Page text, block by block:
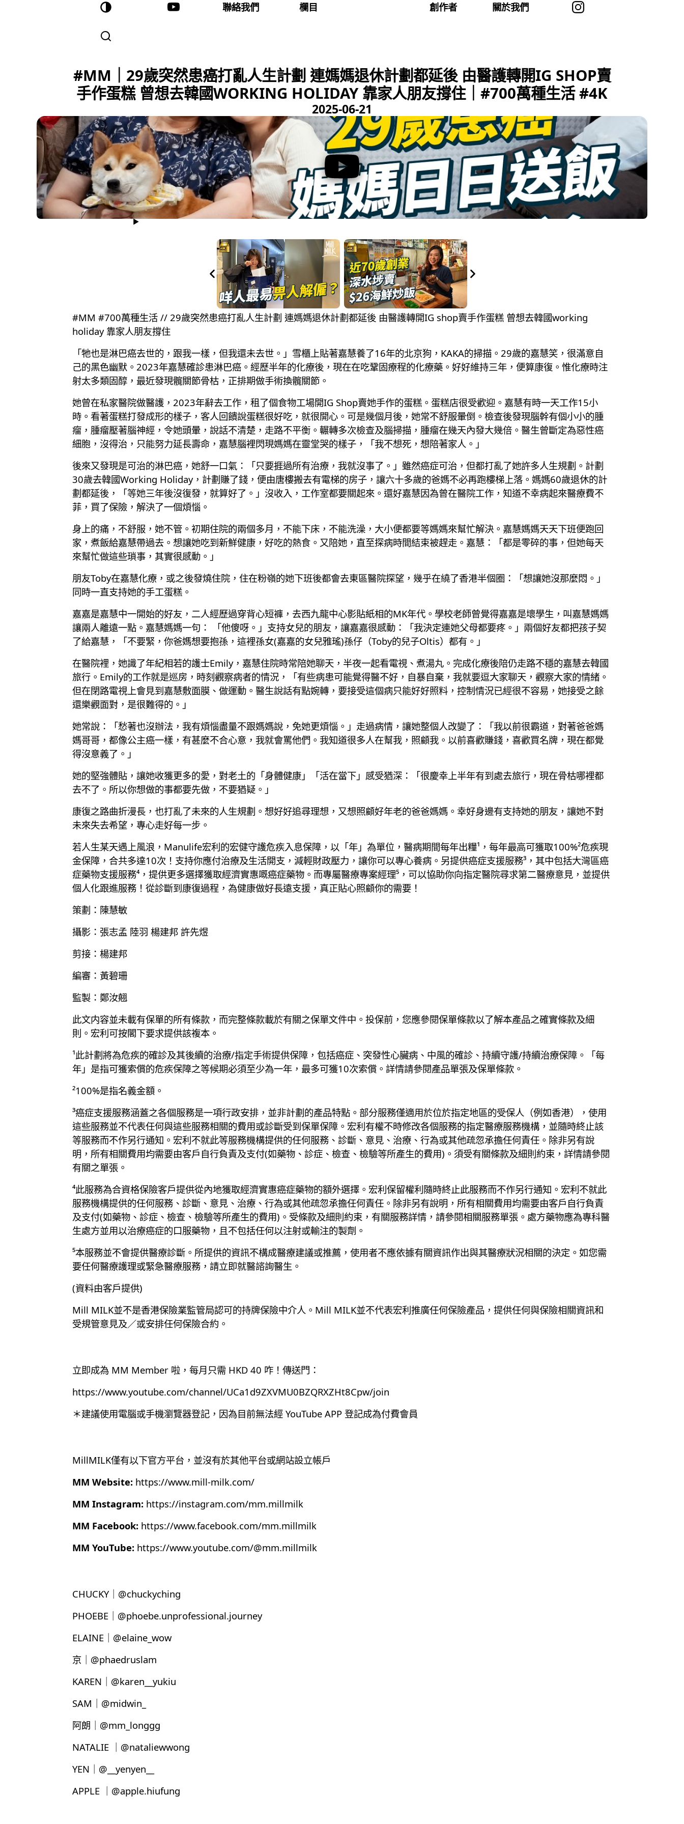
聯絡我們 欄目 創作者 關於我們
#MM｜29歲突然患癌打亂人生計劃 連媽媽退休計劃都延後 由醫護轉開IG SHOP賣
手作蛋糕 曾想去韓國WORKING HOLIDAY 靠家人朋友撐住｜#700萬種生活 #4K
2025-06-21
#MM #700萬種生活 // 29歲突然患癌打亂人生計劃 連媽媽退休計劃都延後 由醫護轉開IG shop賣手作蛋糕 曾想去韓國working
holiday 靠家人朋友撐住
「牠也是淋巴癌去世的，跟我一樣，但我還未去世。」雪櫃上貼著嘉慧養了16年的北京狗，KAKA的掃描。29歲的嘉慧笑，很滿意自
己的黑色幽默。2023年嘉慧確診患淋巴癌。經歷半年的化療後，現在在吃鞏固療程的化療藥。好好維持三年，便算康復。惟化療時注
射太多類固醇，最近發現髖關節骨枯，正排期做手術換髖關節。
她曾在私家醫院做醫護，2023年辭去工作，租了個食物工場開IG Shop賣她手作的蛋糕。蛋糕店很受歡迎。嘉慧有時一天工作15小
時。看著蛋糕打發成形的樣子，客人回饋說蛋糕很好吃，就很開心。可是幾個月後，她常不舒服暈倒。檢查後發現腦幹有個小小的腫
瘤，腫瘤壓著腦神經，令她頭暈，說話不清楚，走路不平衡。輾轉多次檢查及腦掃描，腫瘤在幾天內發大幾倍。醫生曾斷定為惡性癌
細胞，沒得治，只能努力延長壽命，嘉慧腦裡閃現媽媽在靈堂哭的樣子，「我不想死，想陪著家人。」
後來又發現是可治的淋巴癌，她舒一口氣：「只要捱過所有治療，我就沒事了。」雖然癌症可治，但都打亂了她許多人生規劃。計劃
30歲去韓國Working Holiday，計劃賺了錢，便由唐樓搬去有電梯的房子，讓六十多歲的爸媽不必再跑樓梯上落。媽媽60歲退休的計
劃都延後，「等她三年後沒復發，就算好了。」沒收入，工作室都要關起來。還好嘉慧因為曾在醫院工作，知道不幸病起來醫療費不
菲，買了保險，解決了一個煩惱。
身上的痛，不舒服，她不管。初期住院的兩個多月，不能下床，不能洗澡，大小便都要等媽媽來幫忙解決。嘉慧媽媽天天下班便跑回
家，煮飯給嘉慧帶過去。想讓她吃到新鮮健康，好吃的熱食。又陪她，直至探病時間結束被趕走。嘉慧：「都是零碎的事，但她每天
來幫忙做這些瑣事，其實很感動。」
朋友Toby在嘉慧化療，或之後發燒住院，住在粉嶺的她下班後都會去東區醫院探望，幾乎在繞了香港半個圈：「想讓她沒那麼悶。」
同時一直支持她的手工蛋糕。
嘉嘉是嘉慧中一開始的好友，二人經歷過穿背心短褲，去西九龍中心影貼紙相的MK年代。學校老師曾覺得嘉嘉是壞學生，叫嘉慧媽媽
讓兩人離遠一點。嘉慧媽媽一句： 「他傻呀。」支持女兒的朋友，讓嘉嘉很感動：「我決定連她父母都要疼。」兩個好友都把孩子契
了給嘉慧，「不要緊，你爸媽想要抱孫，這裡孫女(嘉嘉的女兒雅瑤)孫仔（Toby的兒子Oltis）都有。」
在醫院裡，她識了年紀相若的護士Emily，嘉慧住院時常陪她聊天，半夜一起看電視、煮湯丸。完成化療後陪仍走路不穩的嘉慧去韓國
旅行。Emily的工作就是巡房，時刻觀察病者的情況，「有些病患可能覺得醫不好，自暴自棄，我就要逗大家聊天，觀察大家的情緒。
但在閉路電視上會見到嘉慧敷面膜、做運動。醫生說話有點婉轉，要接受這個病只能好好照料，控制情況已經很不容易，她接受之餘
還樂觀面對，是很難得的。」
她常說：「愁著也沒辦法，我有煩惱盡量不跟媽媽說，免她更煩惱。」走過病情，讓她整個人改變了：「我以前很霸道，對著爸爸媽
媽哥哥，都像公主癌一樣，有甚麼不合心意，我就會罵他們。我知道很多人在幫我，照顧我。以前喜歡賺錢，喜歡買名牌，現在都覺
得沒意義了。」
她的堅強體貼，讓她收獲更多的愛，對老土的「身體健康」「活在當下」感受猶深：「很慶幸上半年有到處去旅行，現在骨枯哪裡都
去不了。所以你想做的事都要先做，不要猶疑。」
康復之路曲折漫長，也打亂了未來的人生規劃。想好好追尋理想，又想照顧好年老的爸爸媽媽。幸好身邊有支持她的朋友，讓她不對
未來失去希望，專心走好每一步。
若人生某天遇上風浪，Manulife宏利的宏健守護危疾入息保障，以「年」為單位，醫病期間每年出糧¹，每年最高可獲取100%²危疾現
金保障，合共多達10次！支持你應付治療及生活開支，減輕財政壓力，讓你可以專心養病。另提供癌症支援服務³，其中包括大灣區癌
症藥物支援服務⁴，提供更多選擇獲取經濟實惠嘅癌症藥物。而專屬醫療專案經理⁵，可以協助你向指定醫院尋求第二醫療意見，並提供
個人化跟進服務！從診斷到康復過程，為健康做好長遠支援，真正貼心照顧你的需要！
策劃：陳慧敏
攝影：張志孟 陸羽 楊建邦 許先煜
剪接：楊建邦
編審：黃碧珊
監製：鄭汝翹
此文内容並未載有保單的所有條款，而完整條款載於有關之保單文件中。投保前，您應參閱保單條款以了解本產品之確實條款及細
則。宏利可按閣下要求提供該複本。
¹此計劃將為危疾的確診及其後續的治療/指定手術提供保障，包括癌症、突發性心臟病、中風的確診、持續守護/持續治療保障。「每
年」是指可獲索償的危疾保障之等候期必須至少為一年，最多可獲10次索償。詳情請參閱產品單張及保單條款。
²100%是指名義金額。
³癌症支援服務涵蓋之各個服務是一項行政安排，並非計劃的產品特點。部分服務僅適用於位於指定地區的受保人（例如香港），使用
這些服務並不代表任何與這些服務相關的費用或診斷受到保單保障。宏利有權不時修改各個服務的指定醫療服務機構，並隨時終止該
等服務而不作另行通知。宏利不就此等服務機構提供的任何服務、診斷、意見、治療、行為或其他疏忽承擔任何責任。除非另有說
明，所有相關費用均需要由客戶自行負責及支付(如藥物、診症、檢查、檢驗等所產生的費用)。須受有關條款及細則約束，詳情請參閱
有關之單張。
⁴此服務為合資格保險客戶提供從內地獲取經濟實惠癌症藥物的額外選擇。宏利保留權利隨時終止此服務而不作另行通知。宏利不就此
服務機構提供的任何服務、診斷、意見、治療、行為或其他疏忽承擔任何責任。除非另有說明，所有相關費用均需要由客戶自行負責
及支付(如藥物、診症、檢查、檢驗等所產生的費用)。受條款及細則約束，有關服務詳情，請參閱相關服務單張。處方藥物應為專科醫
生處方並用以治療癌症的口服藥物，且不包括任何以注射或輸注的製劑。
⁵本服務並不會提供醫療診斷。所提供的資訊不構成醫療建議或推薦，使用者不應依據有關資訊作出與其醫療狀況相關的決定。如您需
要任何醫療護理或緊急醫療服務，請立即就醫諮詢醫生。
(資料由客戶提供)
Mill MILK並不是香港保險業監管局認可的持牌保險中介人。Mill MILK並不代表宏利推廣任何保險產品，提供任何與保險相關資訊和
受規管意見及／或安排任何保險合約。
立即成為 MM Member 啦，每月只需 HKD 40 咋！傳送門：
https://www.youtube.com/channel/UCa1d9ZXVMU0BZQRXZHt8Cpw/join
＊建議使用電腦或手機瀏覽器登記，因為目前無法經 YouTube APP 登記成為付費會員
MillMILK僅有以下官方平台，並沒有於其他平台或網站設立帳戶
MM Website: https://www.mill-milk.com/
MM Instagram: https://instagram.com/mm.millmilk
MM Facebook: https://www.facebook.com/mm.millmilk
MM YouTube: https://www.youtube.com/@mm.millmilk
CHUCKY｜@chuckyching
PHOEBE｜@phoebe.unprofessional.journey
ELAINE｜@elaine_wow
京｜@phaedruslam
KAREN｜@karen__yukiu
SAM｜@midwin_
阿朗｜@mm_longgg
NATALIE ｜@nataliewwong
YEN｜@__yenyen__
APPLE ｜@apple.hiufung